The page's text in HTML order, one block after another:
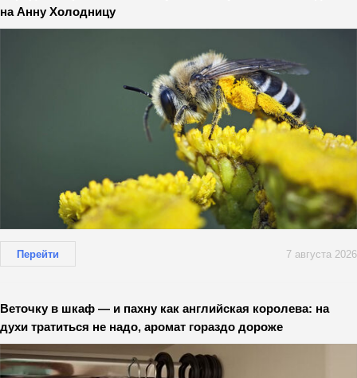
на Анну Холодницу
Перейти 7 августа 2026
Веточку в шкаф — и пахну как английская королева: на
духи тратиться не надо, аромат гораздо дороже